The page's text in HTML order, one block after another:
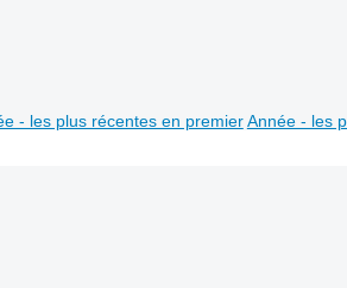
- les plus récentes en premier Année - les